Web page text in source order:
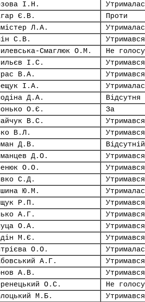
І.Н.
Є.В.
Проти
Л.А.
С.В.
Утримався
Смаглюк О.М.
Не
І.С.
Утримався
В.А.
Утримався
І.А.
Д.А.
Відсутня
О.Є.
За
В.С.
Утримався
В.Л.
Утримався
Д.В.
Відсутній
Д.О.
Утримався
О.О.
Утримався
С.Д.
Утримався
Ю.М.
Р.П.
Утримався
А.Г.
Утримався
О.А.
Утримався
М.Є.
Утримався
О.О.
А.Г.
Утримався
А.В.
Утримався
О.С.
Не
М.Б.
Утримався